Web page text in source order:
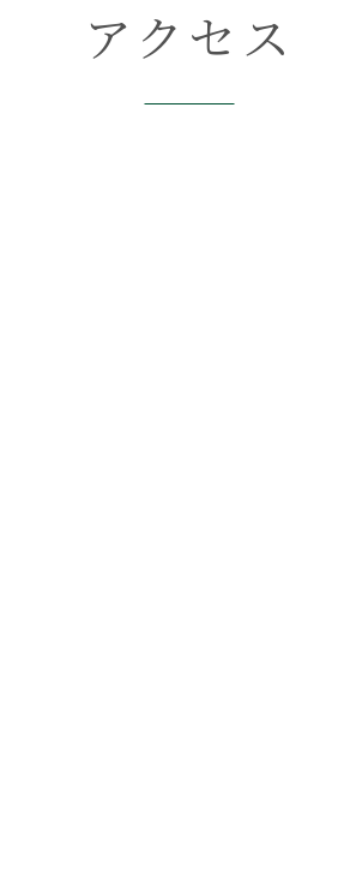
相続権がある人・ない人とは？配偶者・子・兄弟姉
アクセス